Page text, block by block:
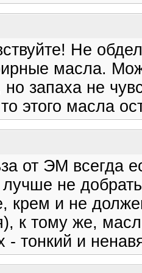
Не
масла.
запаха не
этого масла
от ЭМ всегда
не
крем и не
к тому же,
- тонкий и